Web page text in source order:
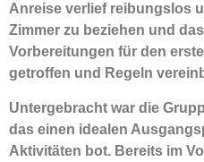
Anreise verlief reibungslos
Zimmer zu beziehen und
Vorbereitungen für den
getroffen und Regeln
Untergebracht war die
das einen idealen
Aktivitäten bot. Bereits im